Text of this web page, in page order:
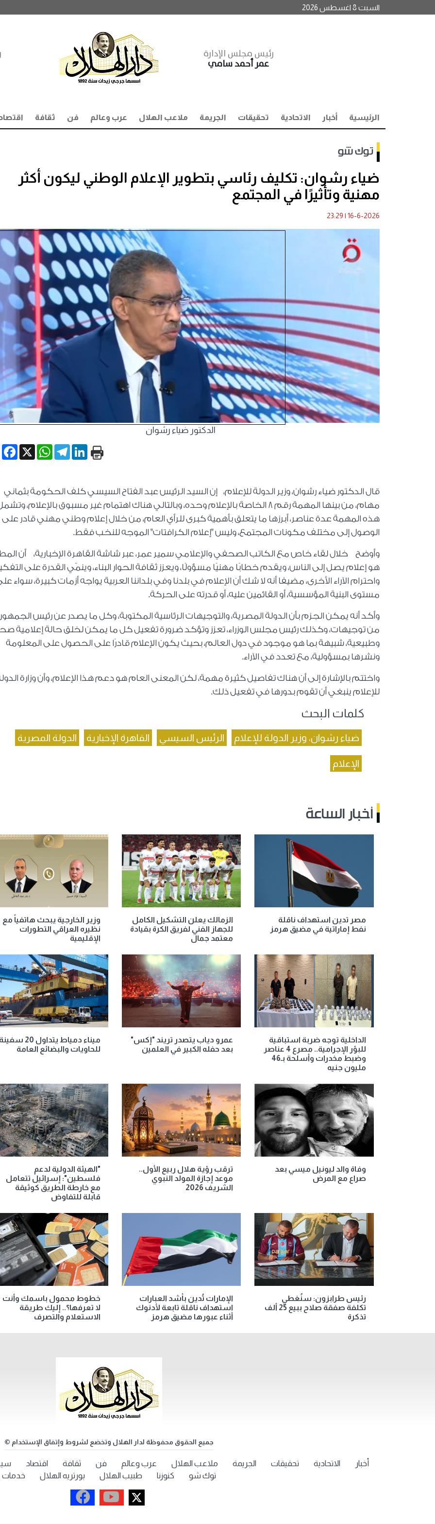
السبت 8 اغسطس 2026
رئيس مجلس الإدارة
عمر أحمد سامي
الرئيسية أخبار الاتحادية تحقيقات الجريمة ملاعب الهلال عرب وعالم فن ثقافة
توك شو
ضياء رشوان: تكليف رئاسي بتطوير الإعلام الوطني ليكون أكثر
مهنية وتأثيرًا في المجتمع
16-6-2026
|
23:29
الدكتور ضياء رشوان
X
WhatsApp
TelegramLinkedIn
قال الدكتور ضياء رشوان، وزير الدولة للإعلام، إن السيد الرئيس عبد الفتاح السيسي كلف الحكومة بثماني
مهام، من بينها المهمة رقم 8 الخاصة بالإعلام وحده، وبالتالي هناك اهتمام غير مسبوق بالإعلام،
هذه المهمة عدة عناصر، أبرزها ما يتعلق بأهمية كبرى للرأي العام، من خلال إعلام وطني مهني قادر على
الوصول إلى مختلف مكونات المجتمع، وليس "إعلام الكرافتات" الموجه للنخب فقط.
وأوضح خلال لقاء خاص مع الكاتب الصحفي والإعلامي سمير عمر، عبر شاشة القاهرة الإخبارية، أن
هو إعلام يصل إلى الناس، ويقدم خطابًا مهنيًا مسؤولًا، ويعزز ثقافة الحوار البناء، وينمّي القدرة على
واحترام الآراء الأخرى، مضيفا أنه لا شك أن الإعلام في بلدنا وفي بلداننا العربية يواجه أزمات كبيرة، سواء
مستوى البنية المؤسسية، أو القائمين عليه، أو قدرته على الحركة.
وأكد أنه يمكن الجزم بأن الدولة المصرية، والتوجيهات الرئاسية المكتوبة، وكل ما يصدر عن رئيس
من توجيهات، وكذلك رئيس مجلس الوزراء، تعزز وتؤكد ضرورة تفعيل كل ما يمكن لخلق حالة إعلامية
وطبيعية، شبيهة بما هو موجود في دول العالم، بحيث يكون الإعلام قادرًا على الحصول على المعلومة
ونشرها بمسؤولية، مع تعدد في الآراء.
واختتم بالإشارة إلى أن هناك تفاصيل كثيرة مهمة، لكن المعنى العام هو دعم هذا الإعلام، وأن وزارة
للإعلام ينبغي أن تقوم بدورها في تفعيل ذلك.
كلمات البحث
ضياء رشوان، وزير الدولة للإعلام الرئيس السيسي القاهرة الإخبارية الدولة المصرية
الإعلام
أخبار الساعة
مصر تدين استهداف ناقلة
نفط إماراتية في مضيق هرمز
الزمالك يعلن التشكيل الكامل
للجهاز الفني لفريق الكرة بقيادة
معتمد جمال
وزير الخارجية يبحث هاتفياً مع
نظيره العراقي التطورات
الإقليمية
الداخلية توجه ضربة استباقية
للبؤر الإجرامية.. مصرع 4 عناصر
وضبط مخدرات وأسلحة بـ46
مليون جنيه
عمرو دياب يتصدر تريند "إكس"
بعد حفله الكبير في العلمين
ميناء دمياط يتداول 20
للحاويات والبضائع العامة
وفاة والد ليونيل ميسي بعد
صراع مع المرض
ترقب رؤية هلال ربيع الأول..
موعد إجازة المولد النبوي
الشريف 2026
"الهيئة الدولية لدعم
فلسطين": إسرائيل تتعامل
مع خارطة الطريق كوثيقة
قابلة للتفاوض
رئيس طرابزون: سنُغطي
تكلفة صفقة صلاح ببيع 25 ألف
تذكرة
الإمارات تُدين بأشد العبارات
استهداف ناقلة تابعة لأدنوك
أثناء عبورها مضيق هرمز
خطوط محمول باسمك وأنت
لا تعرفها؟.. إليك طريقة
الاستعلام والتصرف
جميع الحقوق محفوظة لدار الهلال وتخضع لشروط وإتفاق الإستخدام ©
أخبار الاتحادية تحقيقات الجريمة ملاعب الهلال عرب وعالم فن ثقافة اقتصاد
توك شو
كنوزنا طبيب الهلال بورتريه الهلال خدمات